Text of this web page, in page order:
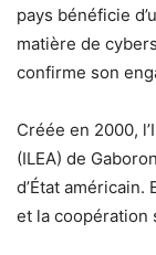
pays bénéficie
matière de
confirme son
Créée en 2000,
(ILEA) de
d’État
et la coopération